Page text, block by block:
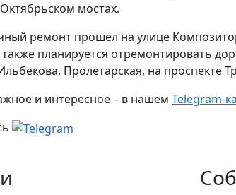
мостах.
ремонт прошел на улице
также планируется отремонтировать
Пролетарская, на проспекте
и интересное – в нашем Telegram-